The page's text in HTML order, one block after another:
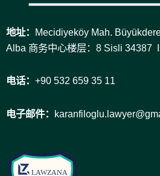
地址： Mecidiyeköy Mah.
Alba 商务中心楼层：8 Sisli 34387
电话： +90 532 659 35 11
电子邮件：